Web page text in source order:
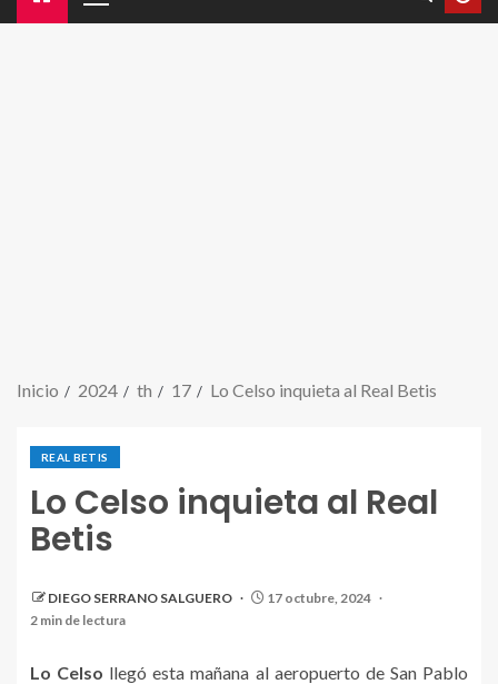
Inicio 2024 th 17 Lo Celso inquieta al Real Betis
REAL BETIS
Lo Celso inquieta al Real
Betis
DIEGO SERRANO SALGUERO
17 octubre, 2024
2 min de lectura
(@LaLiga)
Lo Celso llegó esta mañana al aeropuerto de San Pablo